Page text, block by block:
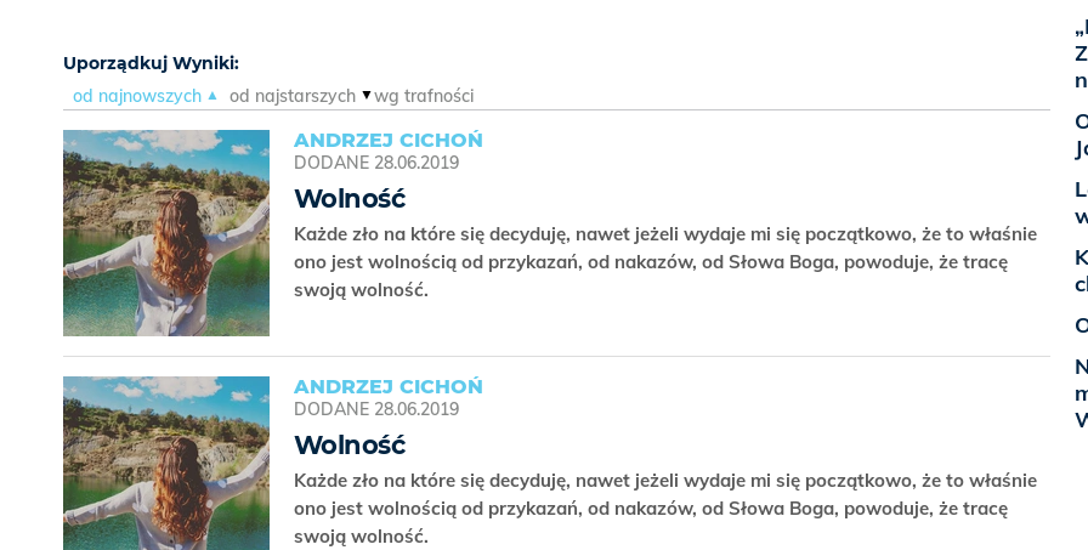
Uporządkuj Wyniki:
od najnowszych
od najstarszych wg trafności
ANDRZEJ CICHOŃ
DODANE 28.06.2019
Wolność
Każde zło na które się decyduję, nawet jeżeli wydaje mi się początkowo, że to właśnie
ono jest wolnością od przykazań, od nakazów, od Słowa Boga, powoduje, że tracę
swoją wolność.
ANDRZEJ CICHOŃ
DODANE 28.06.2019
Wolność
Każde zło na które się decyduję, nawet jeżeli wydaje mi się początkowo, że to właśnie
ono jest wolnością od przykazań, od nakazów, od Słowa Boga, powoduje, że tracę
swoją wolność.